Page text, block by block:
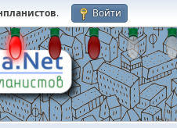
. Войти